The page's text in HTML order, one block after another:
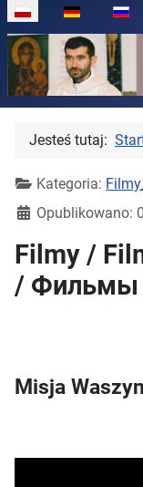
Wybierz swój język
Jesteś tutaj:
Kategoria:
Opublikowano:
Filmy /
/ Фильмы
Misja